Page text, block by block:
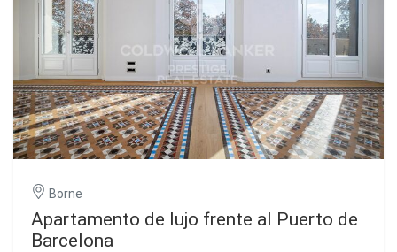
zonas comunes con piscina y una zona de cocina
barbacoa con vistas fantásticas al mar y puerto. En la
planta principal de este edificio se encuentra este bonito
piso de 183 m², que cuenta con tres dormitorios, uno en
suite con baño con ducha, un amplio salón con tres
balcones con vistas al puerto y ciudad de Barcelona, una
cocina espaciosa y totalmente equipada, un
aseo/lavadero. Diseñado con estilo, dispone de puertas
correderas para mayor privacidad, armarios empotrados,
tiene aire acondicionado, calefacción, suelos hidráulicos
Borne
Apartamento de lujo frente al Puerto de
Barcelona